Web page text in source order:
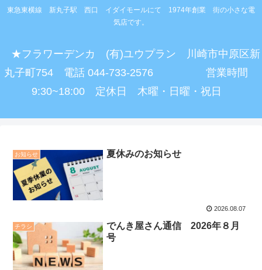
東急東横線 新丸子駅 西口 イダイモールにて 1974年創業 街の小さな電
気店です。
★フラワーデンカ (有)ユウプラン 川崎市中原区新
丸子町754 電話 044-733-2576 営業時間
9:30~18:00 定休日 木曜・日曜・祝日
お知らせ 夏休みのお知らせ
2026.08.07
チラシ
でんき屋さん通信 2026年８月
号